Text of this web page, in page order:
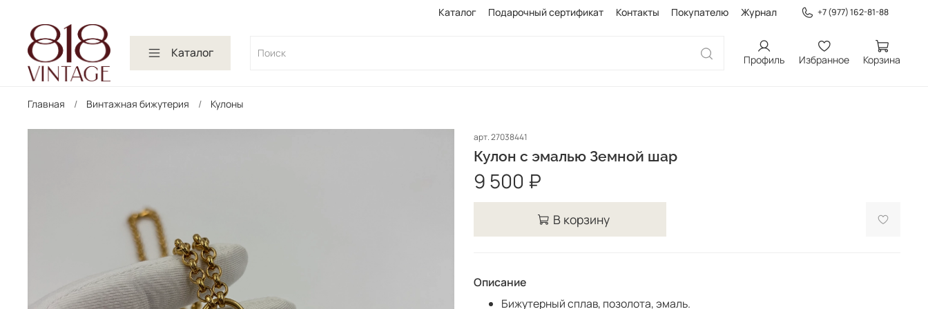
Каталог Подарочный сертификат Контакты Покупателю Журнал +7 (977) 162-81-88
Каталог Профиль Избранное Корзина
Главная Винтажная бижутерия Кулоны
арт.27038441
Кулон с эмалью Земной шар
9 500 ₽
В корзину
Описание
Бижутерный сплав, позолота, эмаль.